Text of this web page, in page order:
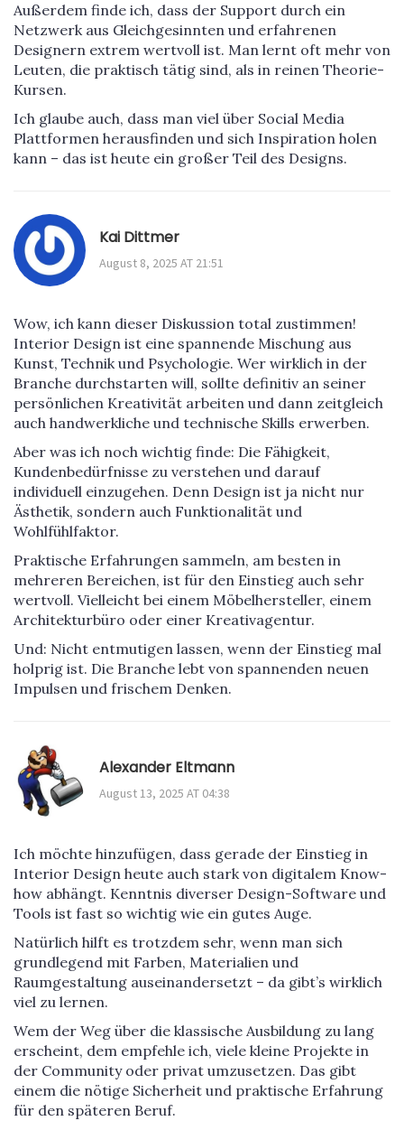
Außerdem finde ich, dass der Support durch ein
Netzwerk aus Gleichgesinnten und erfahrenen
Designern extrem wertvoll ist. Man lernt oft mehr von
Leuten, die praktisch tätig sind, als in reinen Theorie-
Kursen.
Ich glaube auch, dass man viel über Social Media
Plattformen herausfinden und sich Inspiration holen
kann – das ist heute ein großer Teil des Designs.
Kai Dittmer
August 8, 2025 AT 21:51
Wow, ich kann dieser Diskussion total zustimmen!
Interior Design ist eine spannende Mischung aus
Kunst, Technik und Psychologie. Wer wirklich in der
Branche durchstarten will, sollte definitiv an seiner
persönlichen Kreativität arbeiten und dann zeitgleich
auch handwerkliche und technische Skills erwerben.
Aber was ich noch wichtig finde: Die Fähigkeit,
Kundenbedürfnisse zu verstehen und darauf
individuell einzugehen. Denn Design ist ja nicht nur
Ästhetik, sondern auch Funktionalität und
Wohlfühlfaktor.
Praktische Erfahrungen sammeln, am besten in
mehreren Bereichen, ist für den Einstieg auch sehr
wertvoll. Vielleicht bei einem Möbelhersteller, einem
Architekturbüro oder einer Kreativagentur.
Und: Nicht entmutigen lassen, wenn der Einstieg mal
holprig ist. Die Branche lebt von spannenden neuen
Impulsen und frischem Denken.
Alexander Eltmann
August 13, 2025 AT 04:38
Ich möchte hinzufügen, dass gerade der Einstieg in
Interior Design heute auch stark von digitalem Know-
how abhängt. Kenntnis diverser Design-Software und
Tools ist fast so wichtig wie ein gutes Auge.
Natürlich hilft es trotzdem sehr, wenn man sich
grundlegend mit Farben, Materialien und
Raumgestaltung auseinandersetzt – da gibt’s wirklich
viel zu lernen.
Wem der Weg über die klassische Ausbildung zu lang
erscheint, dem empfehle ich, viele kleine Projekte in
der Community oder privat umzusetzen. Das gibt
einem die nötige Sicherheit und praktische Erfahrung
für den späteren Beruf.